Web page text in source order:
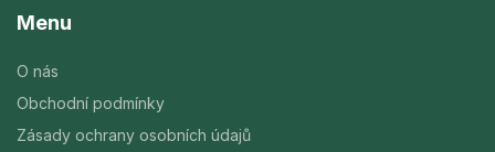
Menu
O nás
Obchodní podmínky
Zásady ochrany osobních údajů